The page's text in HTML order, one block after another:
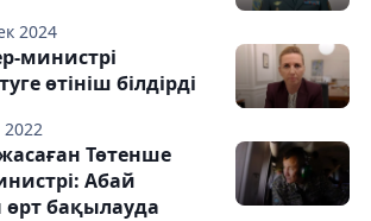
2024
министрі
өтініш білдірді
Төтенше
Абай
бақылауда